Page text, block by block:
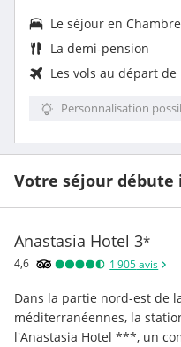
Le séjour en
La demi-pension
Les vols au départ
Personnalisation
Votre séjour débute
Anastasia Hotel 3*
4,6 1 905avis
Dans la partie nord-est de
méditerranéennes, la
l'Anastasia Hotel ***, un